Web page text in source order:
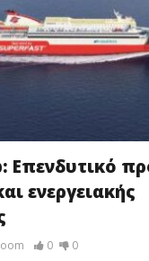
Επενδυτικό
ενεργειακής
0 0